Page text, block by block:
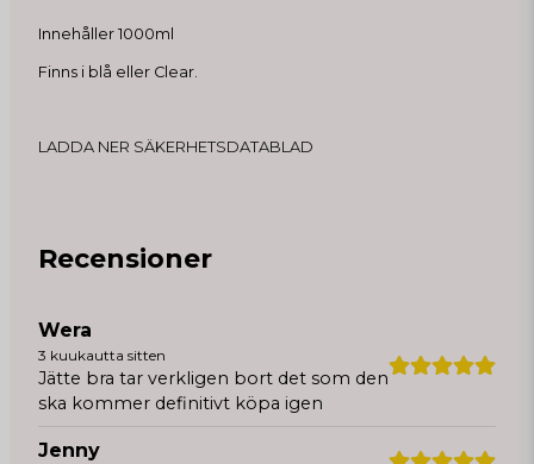
Innehåller 1000ml
Finns i blå eller Clear.
LADDA NER SÄKERHETSDATABLAD
Recensioner
Wera
3 kuukautta sitten
Jätte bra tar verkligen bort det som den
ska kommer definitivt köpa igen
Jenny